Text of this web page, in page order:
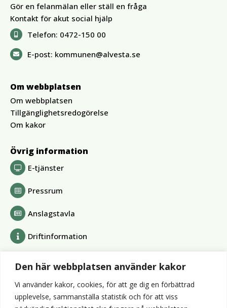
Den här webbplatsen använder kakor
Vi använder kakor, cookies, för att ge dig en förbättrad
upplevelse, sammanställa statistik och för att viss
Gör en felanmälan eller ställ en fråga
Kontakt för akut social hjälp
Telefon: 0472-150 00
E-post: kommunen@alvesta.se
Om webbplatsen
Om webbplatsen
Tillgänglighetsredogörelse
Om kakor
Övrig information
E-tjänster
Pressrum
Anslagstavla
Driftinformation
Alvesta Renhållnings AB
Alvesta Energi AB
AllboHus Bostad AB